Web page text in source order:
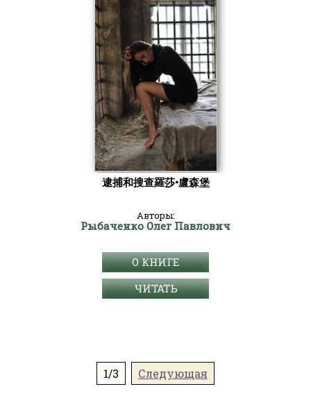
逮捕和搜查羅莎•盧森堡
Авторы:
Рыбаченко Олег Павлович
О КНИГЕ
ЧИТАТЬ
1/3 Следующая